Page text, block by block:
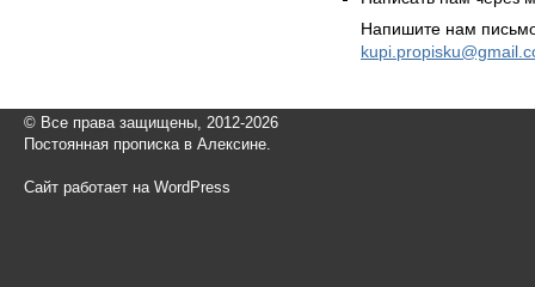
Напишите нам
© Все права защищены, 2012-2026
Постоянная прописка в Алексине.
Сайт работает на WordPress